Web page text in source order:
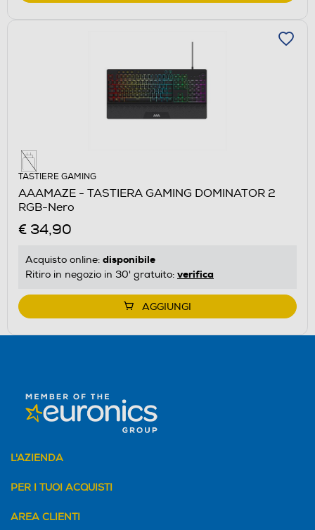
TASTIERE GAMING
AAAMAZE - TASTIERA GAMING DOMINATOR 2
RGB-Nero
€ 34,90
Acquisto online: disponibile
Ritiro in negozio in 30' gratuito: verifica
AGGIUNGI
L'AZIENDA
PER I TUOI ACQUISTI
AREA CLIENTI